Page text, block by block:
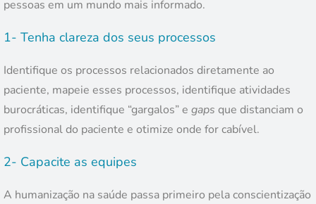
pessoas em um mundo mais informado.
1- Tenha clareza dos seus processos
Identifique os processos relacionados diretamente ao
paciente, mapeie esses processos, identifique atividades
burocráticas, identifique “gargalos” e gaps que distanciam o
profissional do paciente e otimize onde for cabível.
2- Capacite as equipes
A humanização na saúde passa primeiro pela conscientização